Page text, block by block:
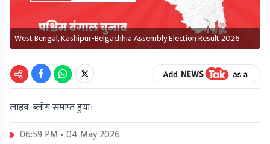
West Bengal, Kashipur-Belgachhia Assembly Election Result 2026
लाइव-ब्लॉग समाप्त हुया।
06:59 PM • 04 May 2026